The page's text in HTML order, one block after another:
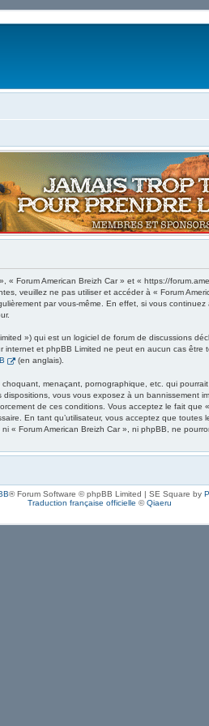
Forum American Breizh Car » et « https://
veuillez ne pas utiliser et accéder à « Forum
par vous-même. En effet, si vous
») qui est un logiciel de forum de discussions
internet et phpBB Limited ne peut en aucun cas
(en anglais).
menaçant, pornographique, etc. qui
vous vous exposez à un bannissement
de ces conditions. Vous acceptez le fait
En tant qu’utilisateur, vous acceptez que
Forum American Breizh Car », ni phpBB, ne
® Forum Software © phpBB Limited | SE Square by
Traduction française officielle ©Qiaeru